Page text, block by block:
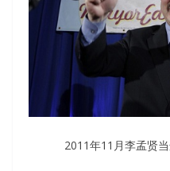
2011年11月李孟贤